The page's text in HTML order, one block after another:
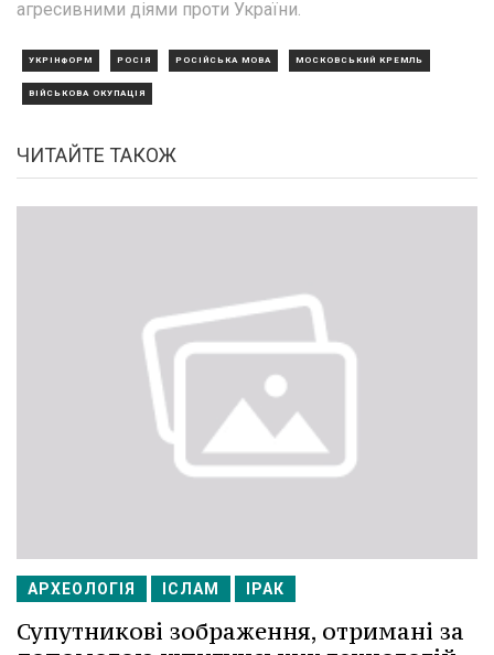
агресивними діями проти України.
УКРІНФОРМ РОСІЯ РОСІЙСЬКА МОВА МОСКОВСЬКИЙ КРЕМЛЬ
ВІЙСЬКОВА ОКУПАЦІЯ
ЧИТАЙТЕ ТАКОЖ
АРХЕОЛОГІЯ ІСЛАМ ІРАК
Супутникові зображення, отримані за